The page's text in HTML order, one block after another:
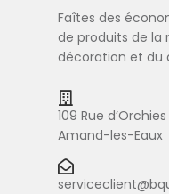
Faîtes des
de produits de la
décoration et du
109 Rue
Amand-les-Eaux